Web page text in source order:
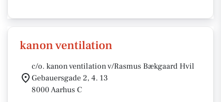
kanon ventilation
c/o. kanon ventilation v/Rasmus Bækgaard Hvil
Gebauersgade 2, 4. 13
8000 Aarhus C